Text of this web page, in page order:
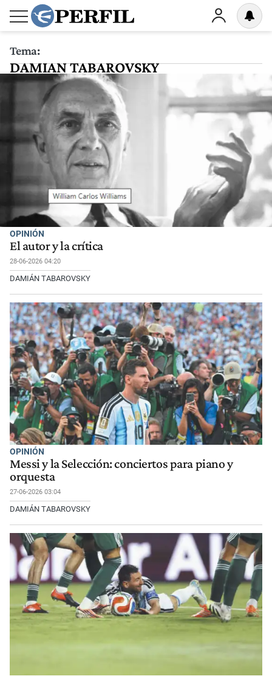
Tema:
DAMIAN TABAROVSKY
OPINIÓN
El autor y la crítica
28-06-2026 04:20
DAMIÁN TABAROVSKY
OPINIÓN
Messi y la Selección: conciertos para piano y
orquesta
27-06-2026 03:04
DAMIÁN TABAROVSKY